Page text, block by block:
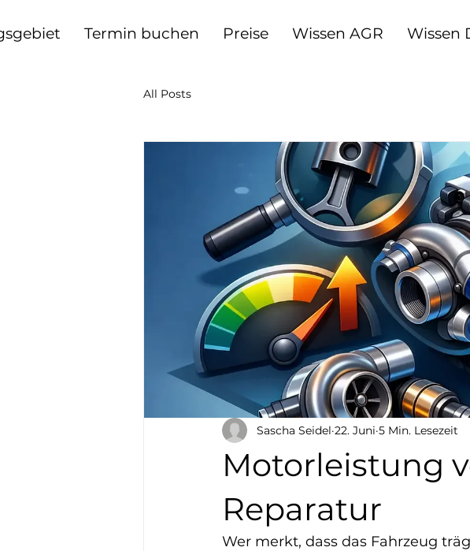
Termin buchen Preise Wissen AGR Wissen
All Posts
Motorleistung
Reparatur
Sascha Seidel 22. Juni 5 Min. Lesezeit
Wer merkt, dass das Fahrzeug